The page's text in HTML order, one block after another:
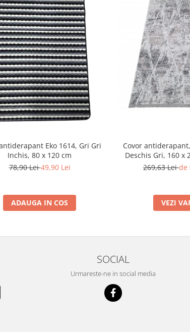
Eko 1614, Gri Gri
Inchis, 80 x 120 cm
78,90 Lei49,90 Lei
ADAUGA IN COS
Covor
Deschis Gri, 160 x
269,63 Leide
VEZI
SOCIAL
Urmareste-ne in social media